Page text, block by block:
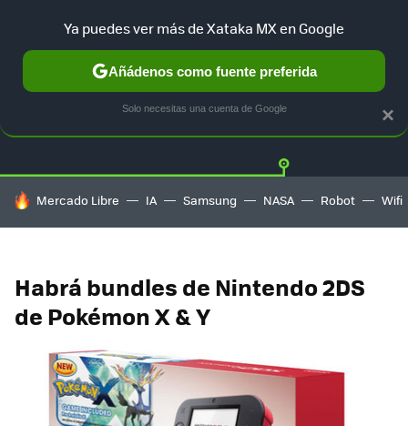
Twitter
HOY SE HABLA DE
Mercado Libre IA Samsung NASA Robot Wifi
Habrá bundles de Nintendo 2DS
de Pokémon X & Y
×
Ya puedes ver más de Xataka MX en Google
Añádenos como fuente preferida
Solo necesitas una cuenta de Google